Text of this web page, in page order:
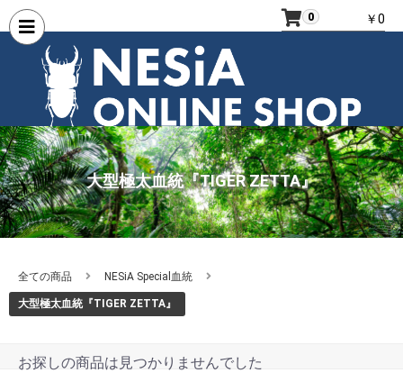
0 ￥0
大型極太血統『TIGER ZETTA』
全ての商品 NESiA Special血統
大型極太血統『TIGER ZETTA』
お探しの商品は見つかりませんでした